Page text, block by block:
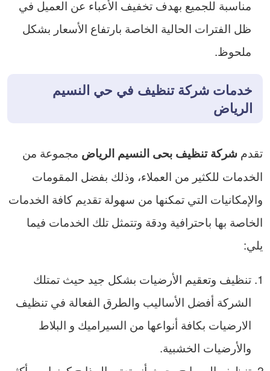
مناسبة للجميع بهدف تخفيف الأعباء عن العميل في
ظل الفترات الحالية الخاصة بارتفاع الأسعار بشكل
ملحوظ.
خدمات شركة تنظيف في حي النسيم
الرياض
تقدم شركة تنظيف بحى النسيم الرياض مجموعة من
الخدمات للكثير من العملاء، وذلك بفضل المقومات
والإمكانيات التي تمكنها من سهولة تقديم كافة الخدمات
الخاصة بها باحترافية ودقة وتتمثل تلك الخدمات فيما
يلي:
تنظيف وتعقيم الأرضيات بشكل جيد حيث تمتلك
الشركة أفضل الأساليب والطرق الفعالة في تنظيف
الارضيات بكافة أنواعها من السيراميك و البلاط
والأرضيات الخشبية.